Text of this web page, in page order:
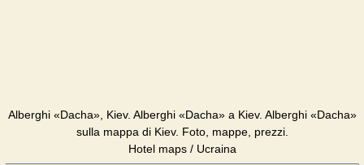
Alberghi «Dacha», Kiev. Alberghi «Dacha» a Kiev. Alberghi «Dacha»
sulla mappa di Kiev. Foto, mappe, prezzi.
Hotel maps / Ucraina